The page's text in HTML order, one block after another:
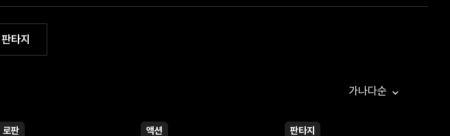
판타지
가나다순
웹툰
로판 웹툰
액션 웹툰
판타지